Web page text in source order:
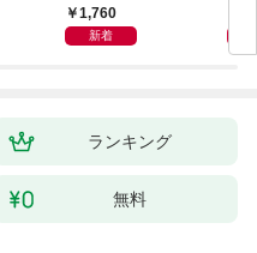
物語1,760
新着
ランキング
無料